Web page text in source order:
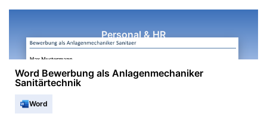
Personal & HR
Word Bewerbung als Anlagenmechaniker
Sanitärtechnik
Word